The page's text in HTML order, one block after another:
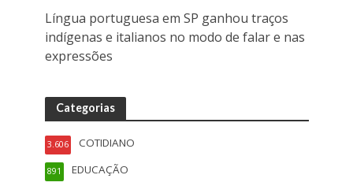
Língua portuguesa em SP ganhou traços
indígenas e italianos no modo de falar e nas
expressões
Categorias
COTIDIANO
3.606
EDUCAÇÃO
891